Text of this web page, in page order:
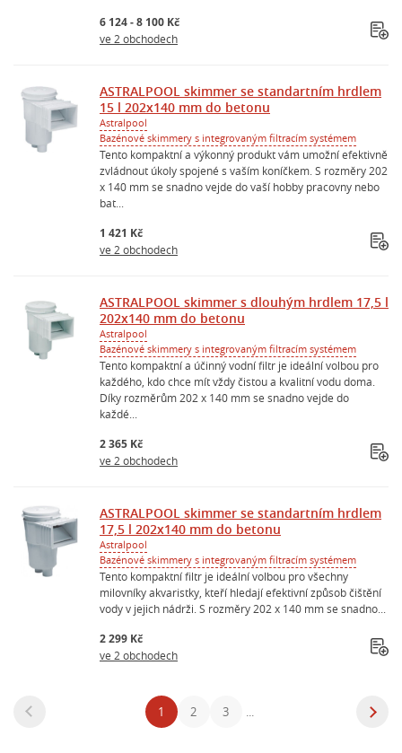
6 124 - 8 100 Kč
ve 2 obchodech
ASTRALPOOL skimmer se standartním hrdlem
15 l 202x140 mm do betonu
Astralpool
Bazénové skimmery s integrovaným filtracím systémem
Tento kompaktní a výkonný produkt vám umožní efektivně
zvládnout úkoly spojené s vaším koníčkem. S rozměry 202
x 140 mm se snadno vejde do vaší hobby pracovny nebo
bat...
1 421 Kč
ve 2 obchodech
ASTRALPOOL skimmer s dlouhým hrdlem 17,5 l
202x140 mm do betonu
Astralpool
Bazénové skimmery s integrovaným filtracím systémem
Tento kompaktní a účinný vodní filtr je ideální volbou pro
každého, kdo chce mít vždy čistou a kvalitní vodu doma.
Díky rozměrům 202 x 140 mm se snadno vejde do
každé...
2 365 Kč
ve 2 obchodech
ASTRALPOOL skimmer se standartním hrdlem
17,5 l 202x140 mm do betonu
Astralpool
Bazénové skimmery s integrovaným filtracím systémem
Tento kompaktní filtr je ideální volbou pro všechny
milovníky akvaristky, kteří hledají efektivní způsob čištění
vody v jejich nádrži. S rozměry 202 x 140 mm se snadno...
2 299 Kč
ve 2 obchodech
1 2 3